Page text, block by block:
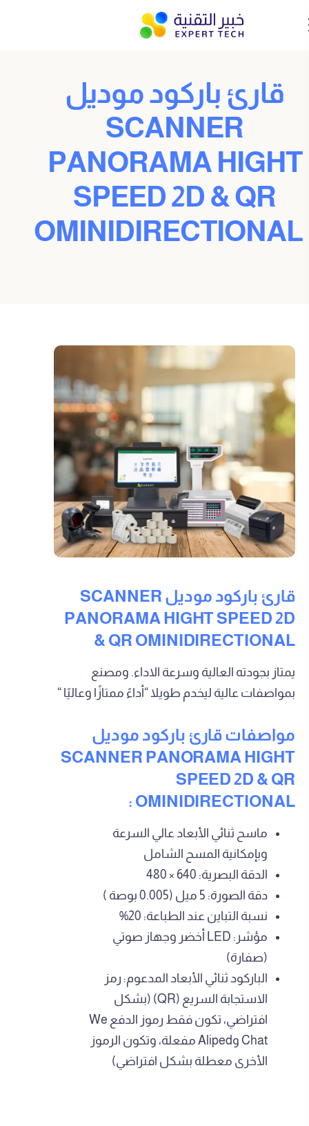
قارئ باركود موديل
SCANNER
PANORAMA HIGHT
SPEED 2D & QR
OMINIDIRECTIONAL
قارئ باركود موديل SCANNER
PANORAMA HIGHT SPEED 2D
& QR OMINIDIRECTIONAL
يمتاز بجودته العالية وسرعة الاداء. ومصنع
بمواصفات عالية ليخدم طويلا “أداءً ممتازًا وعاليًا “
مواصفات قارئ باركود موديل
SCANNER PANORAMA HIGHT
SPEED 2D & QR
OMINIDIRECTIONAL :
ماسح ثنائي الأبعاد عالي السرعة
وبإمكانية المسح الشامل
الدقة البصرية: 640 × 480
دقة الصورة: 5 ميل (0.005 بوصة )
نسبة التباين عند الطباعة: 20%
مؤشر: LED أخضر وجهاز صوتي
(صفارة)
الباركود ثنائي الأبعاد المدعوم: رمز
الاستجابة السريع (QR) (بشكل
افتراضي، تكون فقط رموز الدفع We
Chat وAliped مفعلة، وتكون الرموز
الأخرى معطلة بشكل افتراضي)